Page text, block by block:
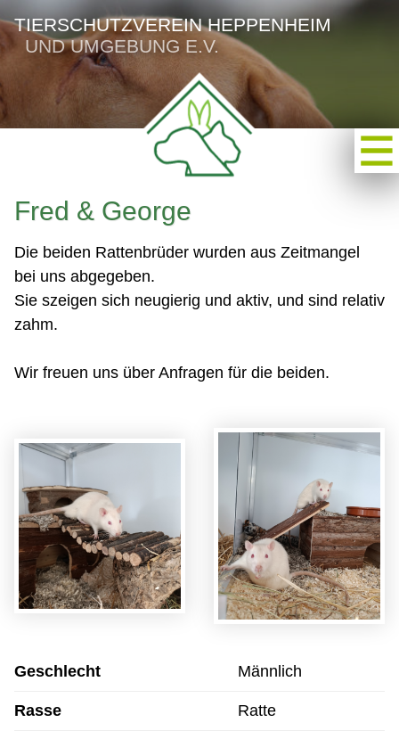
TIERSCHUTZVEREIN HEPPENHEIM
UND UMGEBUNG E.V.
Fred & George
Die beiden Rattenbrüder wurden aus Zeitmangel
bei uns abgegeben.
Sie szeigen sich neugierig und aktiv, und sind relativ
zahm.
Wir freuen uns über Anfragen für die beiden.
Geschlecht Männlich
Rasse Ratte